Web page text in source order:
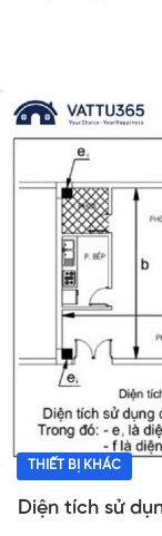
THIẾT BỊ KHÁC
Diện tích sử